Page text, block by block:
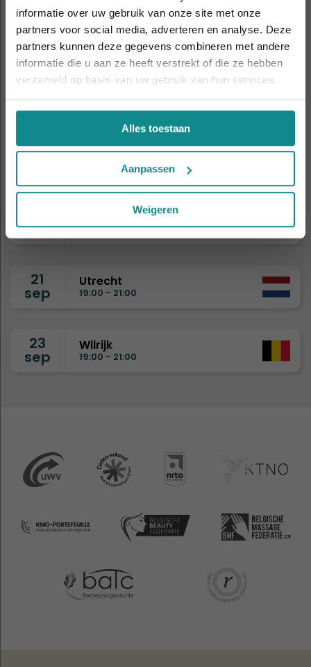
informatie over uw gebruik van onze site met onze
partners voor social media, adverteren en analyse. Deze
partners kunnen deze gegevens combineren met andere
informatie die u aan ze heeft verstrekt of die ze hebben
verzameld op basis van uw gebruik van hun services.
Alles toestaan
Aanpassen
Weigeren
5
sep
Amsterdam
11:00 - 14:00
8
sep 19:00 - 21:00
9 Eindhoven
19:00 - 21:00
sep 19:00 - 21:00
21
sep
Utrecht
19:00 - 21:00
23
sep
Wilrijk
19:00 - 21:00
Laatste week! 10% korting t.e.m. 15 augustus,
daarna eindigt de zomeractie definitief.
Sluiten